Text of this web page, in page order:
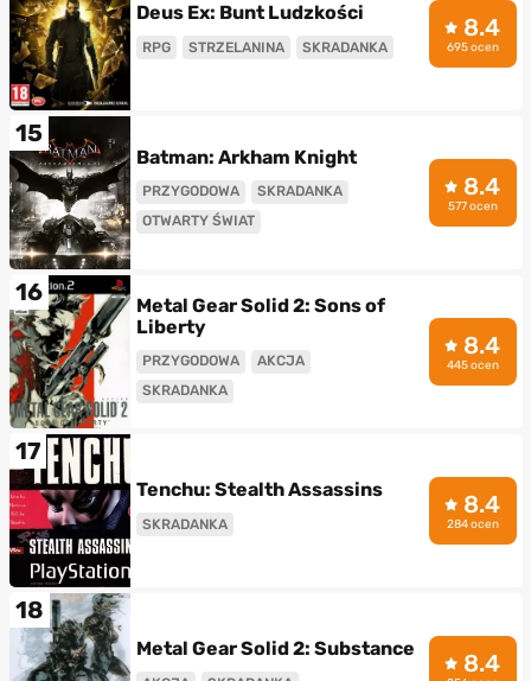
Deus Ex: Bunt Ludzkości
RPG STRZELANINA SKRADANKA
8.4
695 ocen
15
Batman: Arkham Knight
PRZYGODOWA
SKRADANKA
OTWARTY ŚWIAT
8.4
577 ocen
16
Metal Gear Solid 2: Sons of
Liberty
PRZYGODOWA
AKCJA
SKRADANKA
8.4
445 ocen
17
Tenchu: Stealth Assassins
SKRADANKA
8.4
284 ocen
18
Metal Gear Solid 2: Substance 8.4